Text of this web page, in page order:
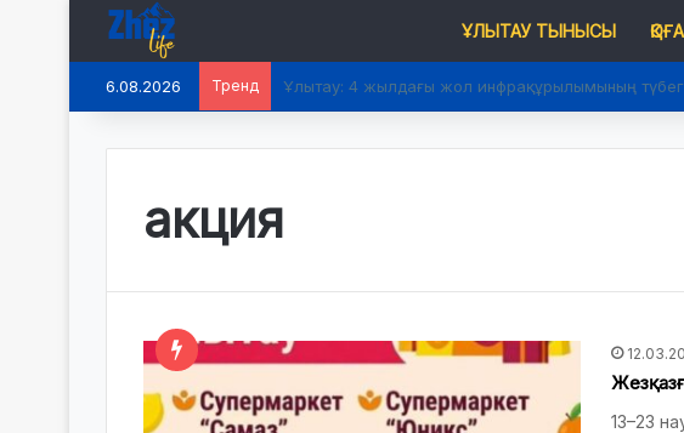
ҰЛЫТАУ ТЫНЫСЫ
6.08.2026 Тренд Ұлытау: 4 жылдағы жол инфрақұрылымының
акция
13–23